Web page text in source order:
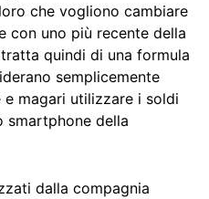
che vogliono cambiare
con uno più recente della
quindi di una formula
semplicemente
magari utilizzare i soldi
smartphone della
dalla compagnia